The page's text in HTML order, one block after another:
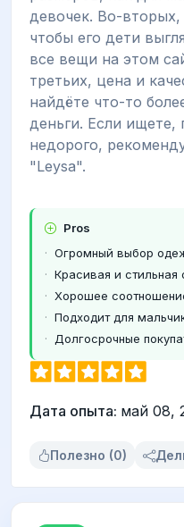
девочек. Во-
чтобы его дети
все вещи на этом
третьих, цена и
найдёте что-то
деньги. Если ищете,
недорого,
"Leysa".
Pros
Огромный выбор
Красивая и стильная
Хорошее
Подходит для
Долгосрочные
Дата опыта: май 08,
Полезно (0)